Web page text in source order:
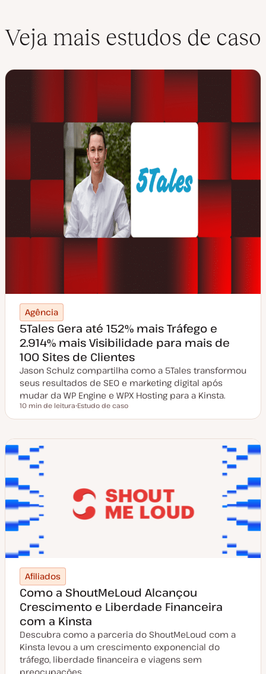
Veja mais estudos de caso
Agência
5Tales Gera até 152% mais Tráfego e
2.914% mais Visibilidade para mais de
100 Sites de Clientes
Jason Schulz compartilha como a 5Tales transformou
seus resultados de SEO e marketing digital após
mudar da WP Engine e WPX Hosting para a Kinsta.
Tempo de leitura
10 min de leitura
i
o
g
Estudo de caso
Afiliados
Como a ShoutMeLoud Alcançou
Crescimento e Liberdade Financeira
com a Kinsta
Descubra como a parceria do ShoutMeLoud com a
Kinsta levou a um crescimento exponencial do
tráfego, liberdade financeira e viagens sem